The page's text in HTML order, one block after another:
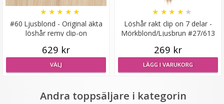
★
LÄGG I VARUKORG
#60 Ljusblond - Original äkta
löshår remy clip-on
★ ★ ★ ★ ★
629 kr
VÄLJ
Löshår rakt clip on 7 delar -
Mörkblond/Ljusbrun #27/613
★ ★ ★ ★ ★
269 kr
LÄGG I VARUKORG
Andra toppsäljare i kategorin